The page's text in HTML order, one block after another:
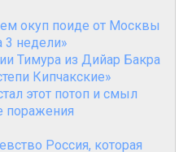
окуп поиде от Москвы
3 недели»
Тимура из Дийар Бакра
Кипчакские»
этот потоп и смыл
поражения
Россия, которая